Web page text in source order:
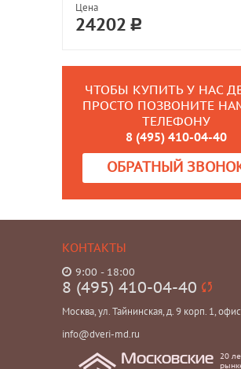
Цена
24202
ЧТОБЫ КУПИТЬ У НАС
ПРОСТО ПОЗВОНИТЕ
ТЕЛЕФОНУ
8 (495) 410-04-40
ОБРАТНЫЙ
КОНТАКТЫ
9:00 - 18:00
8 (495) 410-04-40
Москва, ул. Тайнинская, д. 9 корп. 1,
info@dveri-md.ru
Московские
20